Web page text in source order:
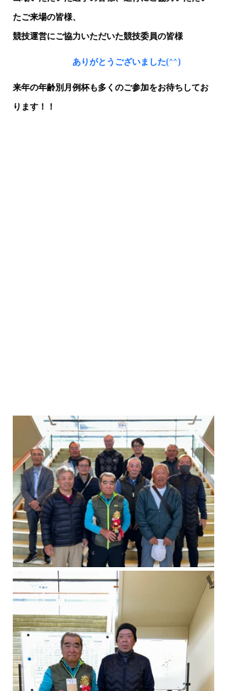
たご来場の皆様、
競技運営にご協力いただいた競技委員の皆様
ありがとうございました(^^)
来年の年齢別月例杯も多くのご参加をお待ちしてお
ります！！